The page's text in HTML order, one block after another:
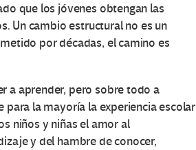
que los jóvenes obtengan las
Un cambio estructural no es un
por décadas, el camino es
a aprender, pero sobre todo a
la mayoría la experiencia escolar
niños y niñas el amor al
y del hambre de conocer,